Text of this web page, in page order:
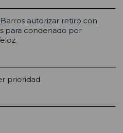
autorizar retiro con
para condenado por
prioridad